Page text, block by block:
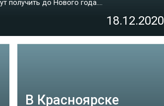
получить до Нового года....
18.12.2020
В Красноярске